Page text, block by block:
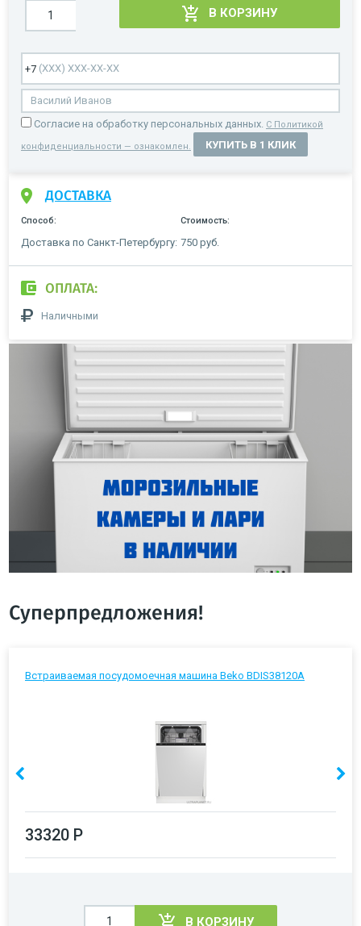
В КОРЗИНУ
Cогласие на обработку персональных данных. С Политикой
конфиденциальности — ознакомлен. КУПИТЬ В 1 КЛИК
ДОСТАВКА
Способ: Стоимость:
Доставка по Санкт-Петербургу: 750 руб.
ОПЛАТА:
Наличными
Суперпредложения!
Встраиваемая посудомоечная машина Beko BDIS38120A
33320 Р
В КОРЗИНУ